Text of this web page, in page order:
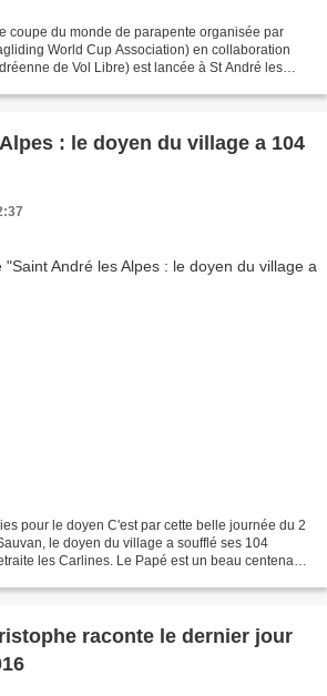
coupe du monde de parapente organisée par
World Cup Association) en collaboration
de Vol Libre) est lancée à St André les
: le doyen du village a 104
le doyen du village a soufflé ses 104
les Carlines. Le Papé est un beau centenaire
raconte le dernier jour